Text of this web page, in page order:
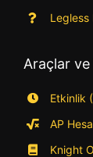
Legless
Araçlar ve
Etkinlik
AP
Knight